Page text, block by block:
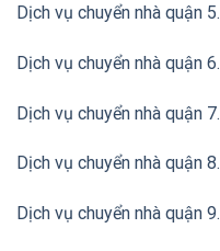
Dịch vụ chuyển nhà quận 5.
Dịch vụ chuyển nhà quận 6.
Dịch vụ chuyển nhà quận 7.
Dịch vụ chuyển nhà quận 8.
Dịch vụ chuyển nhà quận 9.